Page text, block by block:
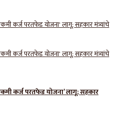
कर्ज परतफेड योजना’ लागू; सहकार